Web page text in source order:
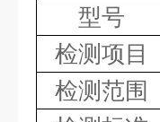
型号
检测项目
检测范围